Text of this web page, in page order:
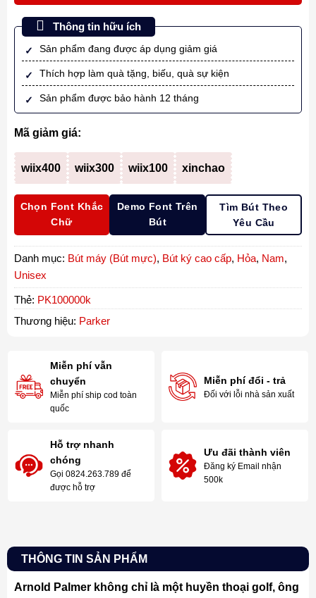
Thông tin hữu ích
Sản phẩm đang được áp dụng giảm giá
Thích hợp làm quà tặng, biếu, quà sự kiện
Sản phẩm được bảo hành 12 tháng
Mã giảm giá:
wiix400 wiix300 wiix100 xinchao
Chọn Font Khắc
Chữ
Demo Font Trên
Bút
Tìm Bút Theo
Yêu Cầu
Danh mục: Bút máy (Bút mực), Bút ký cao cấp, Hỏa, Nam,
Unisex
Thẻ: PK100000k
Thương hiệu: Parker
Miễn phí vẫn
chuyển
Miễn phí ship cod toàn
quốc
Miễn phí đổi - trả
Đối với lỗi nhà sản xuất
Hỗ trợ nhanh
chóng
Gọi 0824.263.789 để
được hỗ trợ
Ưu đãi thành viên
Đăng ký Email nhận
500k
THÔNG TIN SẢN PHẨM
Arnold Palmer không chỉ là một huyền thoại golf, ông